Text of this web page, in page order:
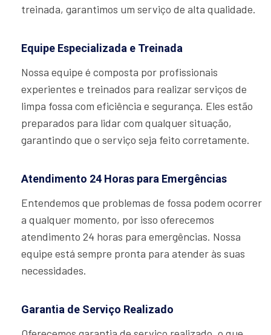
treinada, garantimos um serviço de alta qualidade.
Equipe Especializada e Treinada
Nossa equipe é composta por profissionais
experientes e treinados para realizar serviços de
limpa fossa com eficiência e segurança. Eles estão
preparados para lidar com qualquer situação,
garantindo que o serviço seja feito corretamente.
Atendimento 24 Horas para Emergências
Entendemos que problemas de fossa podem ocorrer
a qualquer momento, por isso oferecemos
atendimento 24 horas para emergências. Nossa
equipe está sempre pronta para atender às suas
necessidades.
Garantia de Serviço Realizado